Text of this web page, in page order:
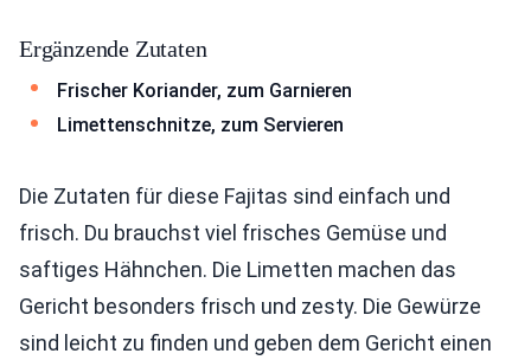
Ergänzende Zutaten
Frischer Koriander, zum Garnieren
Limettenschnitze, zum Servieren
Die Zutaten für diese Fajitas sind einfach und
frisch. Du brauchst viel frisches Gemüse und
saftiges Hähnchen. Die Limetten machen das
Gericht besonders frisch und zesty. Die Gewürze
sind leicht zu finden und geben dem Gericht einen